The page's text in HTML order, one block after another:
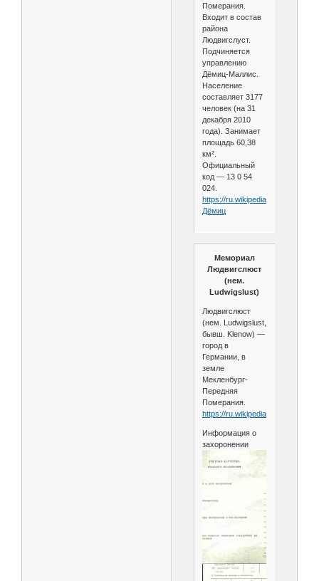
Померания.
Входит в состав
района
Людвигслуст.
Подчиняется
управлению
Дёмиц-Маллис.
Население
составляет 3177
человек (на 31
декабря 2010
года). Занимает
площадь 60,38
км².
Официальный
код — 13 0 54
024.
https://ru.wikipedia.org/wiki/
Дёмиц
Мемориал
Людвигслюст
(нем.
Ludwigslust)
Людвигслюст
(нем. Ludwigslust,
бывш. Klenow) —
город в
Германии, в
земле
Мекленбург-
Передняя
Померания.
https://ru.wikipedia.org/wiki....1т
Информация о
захоронении